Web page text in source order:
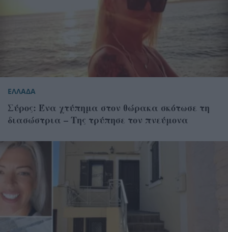
ΕΛΛΑΔΑ
Σύρος: Ένα χτύπημα στον θώρακα σκότωσε τη
διασώστρια – Της τρύπησε τον πνεύμονα